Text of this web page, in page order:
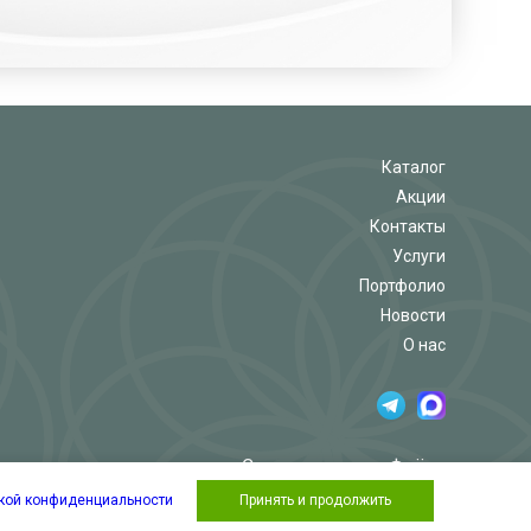
Каталог
Акции
Контакты
Услуги
Портфолио
Новости
О нас
Салон-магазин «Флёр»
конфиденциальности Принять и продолжить